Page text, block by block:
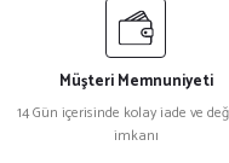
Müşteri Memnuniyeti
14 Gün içerisinde kolay iade ve
imkanı